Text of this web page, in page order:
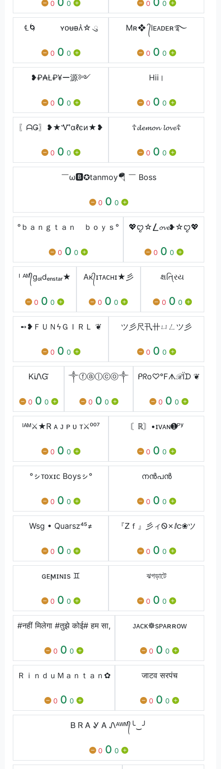
0 0 0 0
℄🌀 ʏᴏʉᴃʌ͛☆ ུ
0 0 0
Mʀ❖ ᭄lᴇᴀᴅᴇʀ࿐⁩
0 0 0
❥₽₳Ł₽¥ー源༻
0 0 0
Hii।
0 0 0
〖ᗩǤ〗❥★Ꮙαℓєи★❥
0 0 0
☦︎︎𝓭𝓮𝓶𝓸𝓷 𝓵𝓸𝓿𝓮☦︎︎
0 0 0
￣ω🅱✪tanmoy🪂 ￣ Boss
0 0 0
°ｂａｎｇｔａｎ ｂｏｙｓ°
0 0 0
💖ꨄ︎☆⎳𝓸𝓿𝓮❥☆ꨄ︎💖
0 0 0
ᴵ ᴬᴹ᭄gₒₗdₑₙₛₜₐᵣ★
0 0 0
Aк᭄ɪᴛᴀᴄʜɪ★彡
0 0 0
ક્ષત્રિય
0 0 0
➻❥ＦＵＮㅤϟㅤＧＩＲＬ ❦ㅤ
0 0 0
ツ彡尺卂卄ㄩㄥツ彡
0 0 0
ᏦᎥᏁᏳ
0 0 0
༒ⓕⓐⓛⓒⓞ༒
0 0 0
ᑭᖇo♡℉ᗑℛÏᗪ ❦
0 0 0
ᴵᴬᴹ⚔★Ꮢ ᴀ ᴊ ᴘ ᴜ ᴛ⚔⁰⁰⁷
0 0 0
〘ℝ〙•ɪᴠᴀɴ➊ᴾʸ
0 0 0
°ㇱᴛᴏxɪᴄ Boysㇱ°
0 0 0
നൻപൻ
0 0 0
Wsg • Quarsz⁴⁵≠
0 0 0
『Ꮓｆ』彡ィᏫ✗ⅈင❀ツ
0 0 0
ɢᴇϻɪɴɪs ♊︎
0 0 0
ঝগড়াটে
0 0 0
#नहीं मिलेगा #तुझे कोई# हम सा,
0 0 0
ᴊᴀᴄᴋ☸sᴘᴀʀʀᴏᴡ
0 0 0
ＲｉｎｄｕＭａｎｔａｎ✿
0 0 0
जाटव सरपंच
0 0 0
Ᏼ Ꮢ Ꭺ Ꮍ Ꭺ Ꮑᴬᵂᴹ᭄╰‿╯
0 0 0